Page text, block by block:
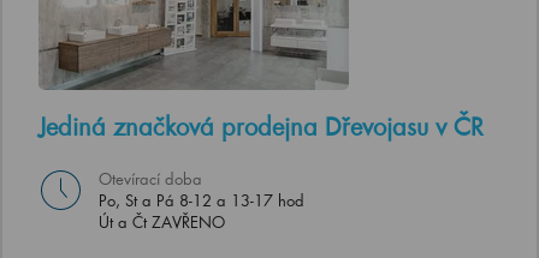
Jediná značková prodejna Dřevojasu v ČR
Otevírací doba
Po, St a Pá 8-12 a 13-17 hod
Út a Čt ZAVŘENO